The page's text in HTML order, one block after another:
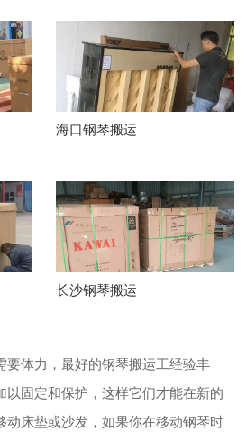
海口钢琴搬运
长沙钢琴搬运
要体力，最好的钢琴搬运工经验丰
以固定和保护，这样它们才能在新的
动床垫或沙发，如果你在移动钢琴时